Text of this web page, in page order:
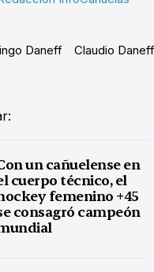
Daneff Claudio Daneff
un cañuelense en
cuerpo técnico, el
femenino +45
consagró campeón